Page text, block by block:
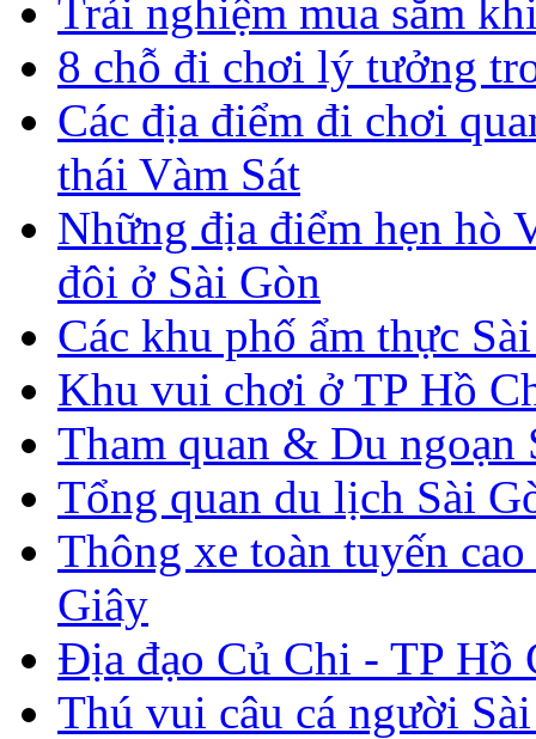
Trải nghiệm mua sắm
8 chỗ đi chơi lý tưởng
Các địa điểm đi chơi
thái Vàm Sát
Những địa điểm hẹn hò
đôi ở Sài Gòn
Các khu phố ẩm thực
Khu vui chơi ở TP Hồ
Tham quan & Du ngoạn
Tổng quan du lịch Sài
Thông xe toàn tuyến
Giây
Địa đạo Củ Chi - TP Hồ
Thú vui câu cá người